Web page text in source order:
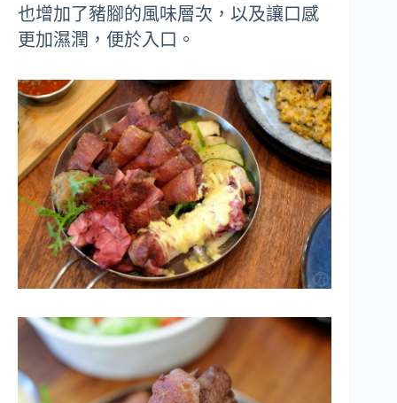
也增加了豬腳的風味層次，以及讓口感
更加濕潤，便於入口。